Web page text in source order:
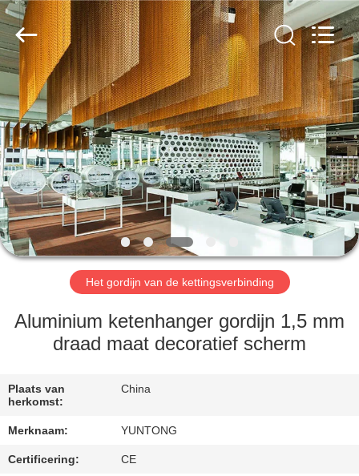
HUIS
PRODUCTEN
ONGEVEER
ONS
FABRIEKSREIS
KWALITEITSCONTROLE
ONS
NIEUWS
Anping
Yuntong
Metal
Wire
Mesh
Co.,Ltd.
Rights
Reserved.
Het gordijn van de kettingsverbinding
Aluminium ketenhanger gordijn 1,5 mm
draad maat decoratief scherm
Plaats van
herkomst:
China
Merknaam: YUNTONG
Certificering: CE